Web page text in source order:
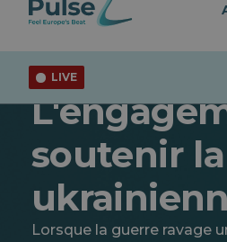
LIVE
Actualités
soutenir
Lorsque la guerre ravage